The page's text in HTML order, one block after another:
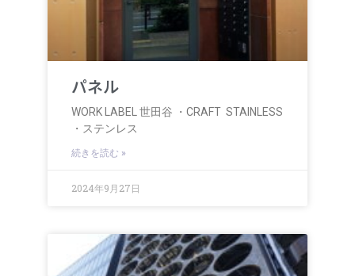
パネル
WORK LABEL 世田谷 ・CRAFT STAINLESS
・ステンレス
続きを読む »
2024年9月27日